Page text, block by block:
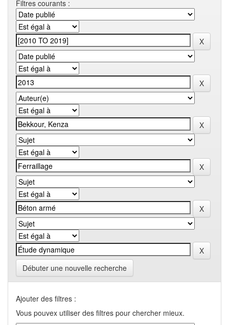
Filtres courants :
Débuter une nouvelle recherche
Ajouter des filtres :
Vous pouvex utiliser des filtres pour chercher mieux.